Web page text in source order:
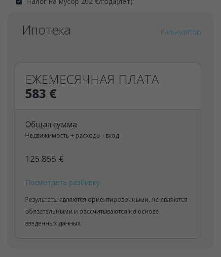
Ипотека Калькулятор
ЕЖЕМЕСЯЧНАЯ ПЛАТА
583 €
Общая сумма
Недвижимость + расходы - вход
125.855 €
Посмотреть разбивку
Результаты являются ориентировочными, не являются
обязательными и рассчитываются на основе
введенных данных.